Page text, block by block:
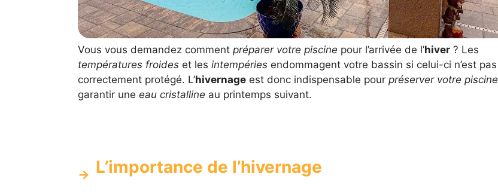
Vous vous demandez comment préparer votre piscine pour l’arrivée de l’hiver? Les
températures froideset les intempériesendommagent votre bassin si celui-ci n’est pas
correctement protégé. L’hivernageest donc indispensable pour préserver votre piscine
garantir une eau cristalline au printemps suivant.
L’importance de l’hivernage